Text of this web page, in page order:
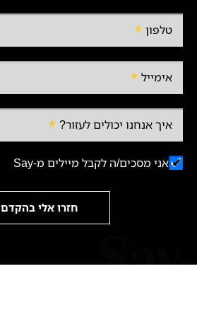
טלפון
אימייל
איך אנחנו יכולים לעזור?
אני מסכים/ה לקבל מיילים מ-Say
חזרו אלי בהקדם